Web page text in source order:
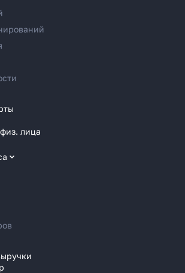
лица
деньги
вместо 120
место платёжным
в 2025 году